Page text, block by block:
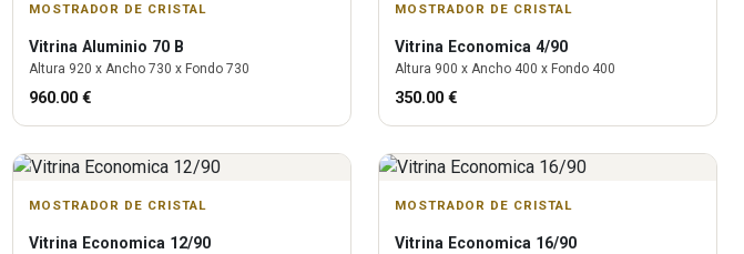
MOSTRADOR DE CRISTAL
Vitrina Aluminio 70 B
Altura 920 x Ancho 730 x Fondo 730
960.00 €
MOSTRADOR DE CRISTAL
Vitrina Economica 4/90
Altura 900 x Ancho 400 x Fondo 400
350.00 €
MOSTRADOR DE CRISTAL
Vitrina Economica 12/90
MOSTRADOR DE CRISTAL
Vitrina Economica 16/90